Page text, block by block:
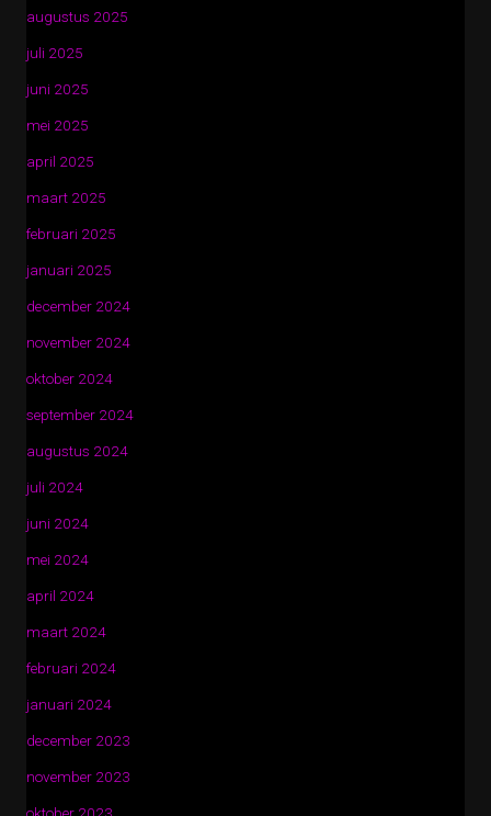
augustus 2025
juli 2025
juni 2025
mei 2025
april 2025
maart 2025
februari 2025
januari 2025
december 2024
november 2024
oktober 2024
september 2024
augustus 2024
juli 2024
juni 2024
mei 2024
april 2024
maart 2024
februari 2024
januari 2024
december 2023
november 2023